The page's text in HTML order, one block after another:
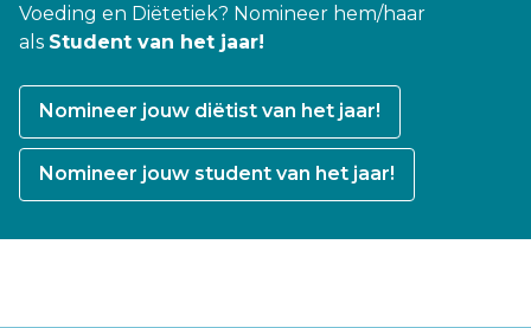
Voeding en Diëtetiek? Nomineer hem/haar
als Student van het jaar!
Nomineer jouw diëtist van het jaar!
Nomineer jouw student van het jaar!